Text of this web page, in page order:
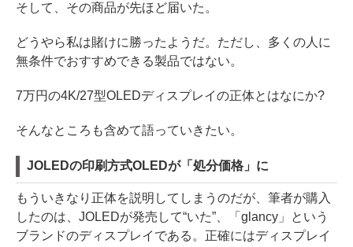
そして、その商品が先ほど届いた。
どうやら私は賭けに勝ったようだ。ただし、多くの人に
無条件でおすすめできる製品ではない。
7万円の4K/27型OLEDディスプレイの正体とはなにか?
そんなところも含めて語っていきたい。
JOLEDの印刷方式OLEDが「処分価格」に
もういきなり正体を説明してしまうのだが、筆者が購入
したのは、JOLEDが発売して“いた”、「glancy」という
ブランドのディスプレイである。正確にはディスプレイ